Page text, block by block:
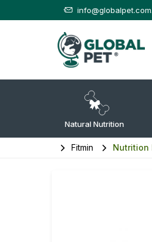
Natural Nutrition
Fitmin Nutrition